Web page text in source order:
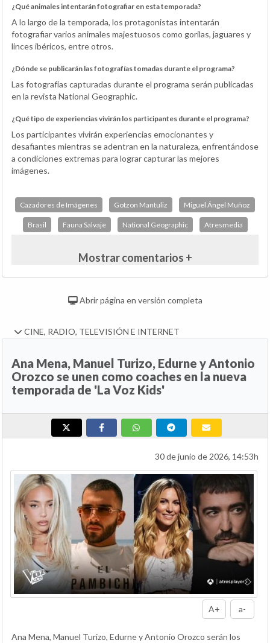
¿Qué animales intentarán fotografiar en esta temporada?
A lo largo de la temporada, los protagonistas intentarán
fotografiar varios animales majestuosos como gorilas, jaguares y
linces ibéricos, entre otros.
¿Dónde se publicarán las fotografías tomadas durante el programa?
Las fotografías capturadas durante el programa serán publicadas
en la revista National Geographic.
¿Qué tipo de experiencias vivirán los participantes durante el programa?
Los participantes vivirán experiencias emocionantes y
desafiantes mientras se adentran en la naturaleza, enfrentándose
a condiciones extremas para lograr capturar las mejores
imágenes.
Cazadores de Imágenes Gotzon Mantuliz Miguel Ángel Muñoz
Brasil Fauna Salvaje National Geographic Atresmedia
Mostrar comentarios +
Abrir página en versión completa
CINE, RADIO, TELEVISIÓN E INTERNET
Ana Mena, Manuel Turizo, Edurne y Antonio
Orozco se unen como coaches en la nueva
temporada de 'La Voz Kids'
30 de junio de 2026, 14:53h
A+ a-
Ana Mena, Manuel Turizo, Edurne y Antonio Orozco serán los